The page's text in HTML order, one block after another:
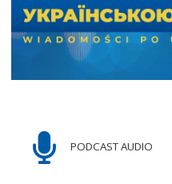
PODCAST AUDIO